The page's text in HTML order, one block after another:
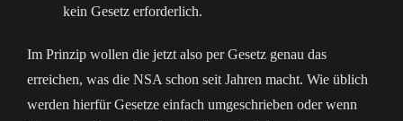
kein Gesetz erforderlich.
Im Prinzip wollen die jetzt also per Gesetz genau das
erreichen, was die NSA schon seit Jahren macht. Wie üblich
werden hierfür Gesetze einfach umgeschrieben oder wenn